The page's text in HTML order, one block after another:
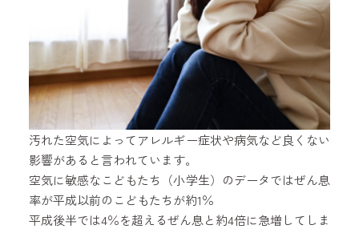
汚れた空気によってアレルギー症状や病気など良くない
影響があると言われています。
空気に敏感なこどもたち（小学生）のデータではぜん息
率が平成以前のこどもたちが約1％
平成後半では4％を超えるぜん息と約4倍に急増してしま